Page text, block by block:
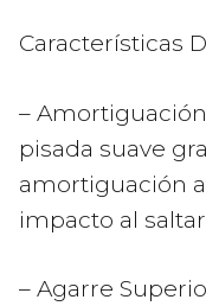
Características
–
pisada suave
amortiguación
impacto al
– Agarre